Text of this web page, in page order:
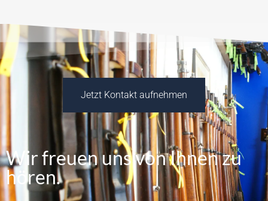
Jetzt Kontakt aufnehmen
Wir freuen uns von Ihnen zu
hören.